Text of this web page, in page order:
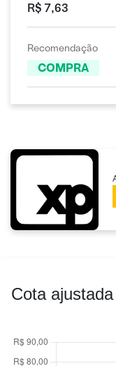
R$ 7,63
Recomendação
COMPRA
Cota